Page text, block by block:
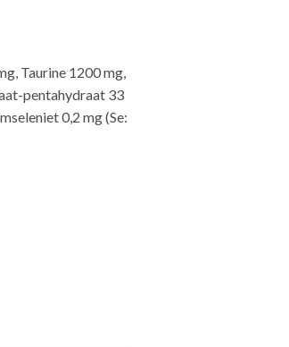
Taurine 1200 mg,
pentahydraat 33
0,2 mg (Se: